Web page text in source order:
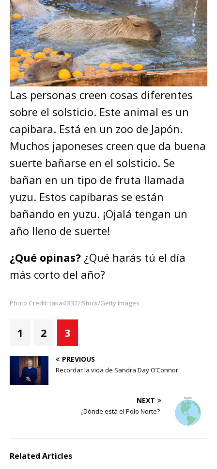
Las personas creen cosas diferentes
sobre el solsticio. Este animal es un
capibara. Está en un zoo de Japón.
Muchos japoneses creen que da buena
suerte bañarse en el solsticio. Se
bañan en un tipo de fruta llamada
yuzu. Estos capibaras se están
bañando en yuzu. ¡Ojalá tengan un
año lleno de suerte!
¿Qué opinas? ¿Qué harás tú el día
más corto del año?
Photo Credit: taka4332/iStock/Getty Images
1 2 3
PREVIOUS
Recordar la vida de Sandra Day O’Connor
NEXT
¿Dónde está el Polo Norte?
Related Articles